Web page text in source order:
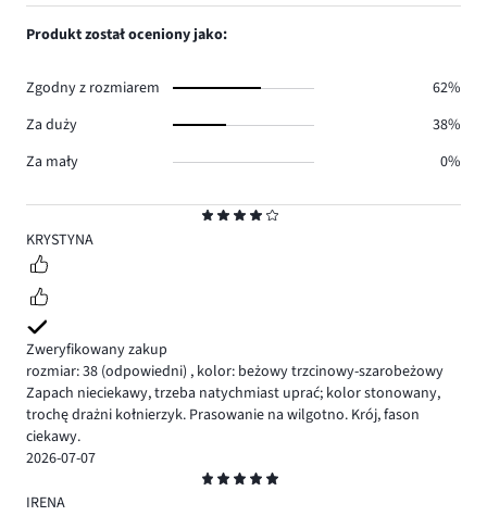
4
KRYSTYNA
Zweryfikowany zakup
rozmiar: 38 (odpowiedni) , kolor: beżowy trzcinowy-szarobeżowy
Zapach nieciekawy, trzeba natychmiast uprać; kolor stonowany,
trochę drażni kołnierzyk. Prasowanie na wilgotno. Krój, fason
ciekawy.
2026-07-07
5
IRENA
Produkt został oceniony jako:
Zgodny z rozmiarem
62%
Za duży
38%
Za mały
0%